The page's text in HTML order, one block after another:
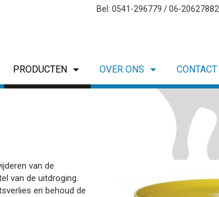
Bel: 0541-296779 / 06-20627882
PRODUCTEN OVER ONS CONTACT
van de
van de uitdroging.
en behoud de